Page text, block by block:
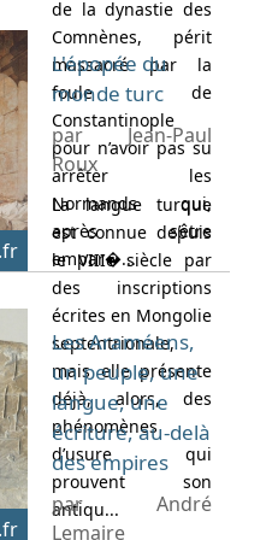
de la dynastie des
Comnènes, périt
massacré par la
foule de
Constantinople
pour n’avoir pas su
arrêter les
Normands qui,
après s’être
empar�...
L'épopée du
monde turc
par Jean-Paul
Roux
La langue turque
est connue depuis
le VIIIe siècle par
des inscriptions
écrites en Mongolie
septentrionale,
mais elle présente
déjà, alors, des
phénomènes
d’usure qui
prouvent son
antiqu...
Les Araméens,
un peuple, une
langue, une
écriture, au-delà
des empires
par André
Lemaire